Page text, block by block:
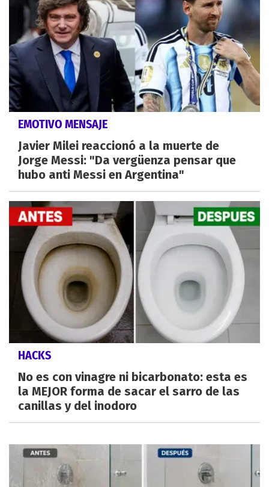
EMOTIVO MENSAJE
Javier Milei reaccionó a la muerte de
Jorge Messi: "Da vergüenza pensar que
hubo anti Messi en Argentina"
HACKS
No es con vinagre ni bicarbonato: esta es
la MEJOR forma de sacar el sarro de las
canillas y del inodoro